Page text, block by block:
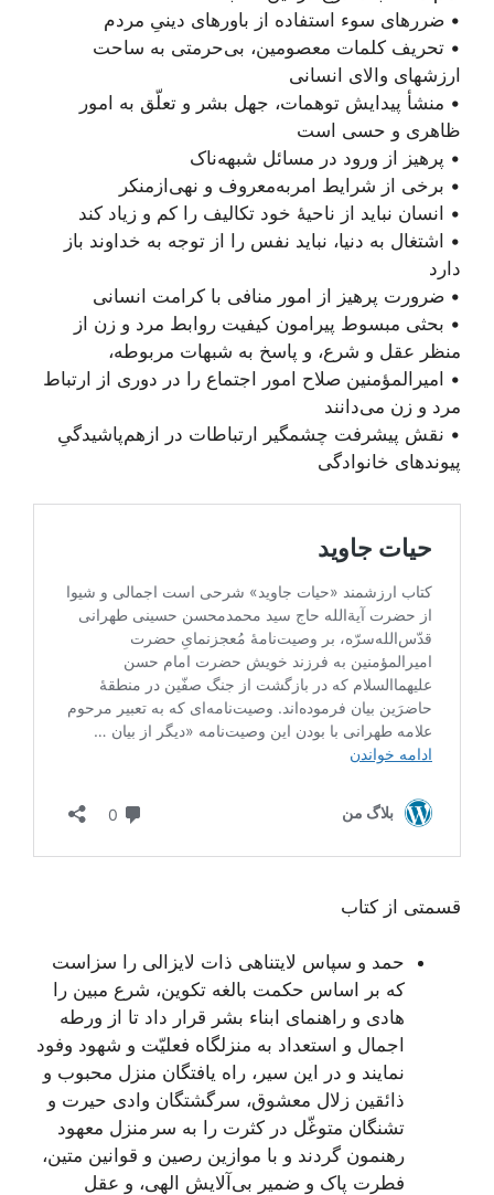
• ضررهای سوء استفاده از باورهای دینیِ مردم
• تحریف کلمات معصومین، بی‌حرمتی به ساحت
ارزشهای والای انسانی
• منشأ پیدایش توهمات، جهل بشر و تعلّق به امور
ظاهری و حسی است
• پرهیز از ورود در مسائل شبهه‌ناک
• برخی از شرایط امر‌به‌معروف و نهی‌از‌منکر
• انسان نباید از ناحیۀ خود تکالیف را کم و زیاد کند
• اشتغال به دنیا، نباید نفس را از توجه به خداوند باز
• ضرورت پرهیز از امور منافی با کرامت انسانی
• بحثی مبسوط پیرامون کیفیت روابط مرد و زن از
منظر عقل و شرع، و پاسخ به شبهات مربوطه،
• امیرالمؤمنین صلاح امور اجتماع را در دوری از ارتباط
مرد و زن می‌دانند
• نقش پیشرفت چشمگیر ارتباطات در ازهم‌پاشیدگیِ
پیوندهای خانوادگی
قسمتی از کتاب
حمد و سپاس لایتناهی ذات لایزالی را سزاست
که بر اساس حکمت بالغه تکوین، شرع مبین را
هادی و راهنمای ابناء بشر قرار داد تا از ورطه
اجمال و استعداد به منزلگاه فعلیّت و شهود وفود
نمایند و در این سیر، راه یافتگان منزل محبوب و
ذائقین زلال معشوق، سرگشتگان وادی حیرت و
تشنگان متوغّل در کثرت را به سر منزل معهود
رهنمون گردند و با موازین رصین و قوانین متین،
فطرت پاک و ضمیر بی‌آلایش الهی، و عقل